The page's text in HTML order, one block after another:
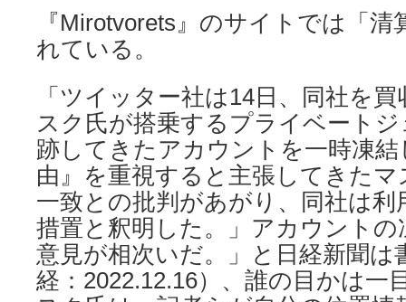
『Mirotvorets』のサイトでは「
れている。
「ツイッター社は14日、同社を
スク氏が搭乗するプライベート
跡してきたアカウントを一時凍
由』を重視すると主張してきた
一致との批判があがり、同社は利
措置と釈明した。」アカウント
意見が相次いだ。」と日経新聞は
経：2022.12.16）、誰の目かは一